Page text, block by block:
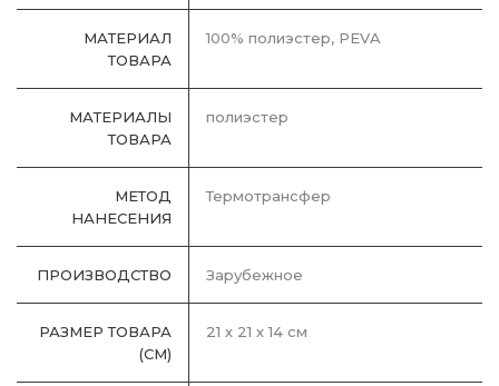
МАТЕРИАЛ
ТОВАРА
100% полиэстер, PEVA
МАТЕРИАЛЫ
ТОВАРА
полиэстер
МЕТОД
НАНЕСЕНИЯ
Термотрансфер
ПРОИЗВОДСТВО Зарубежное
РАЗМЕР ТОВАРА
(СМ)
21 х 21 х 14 см